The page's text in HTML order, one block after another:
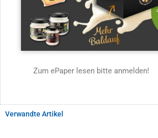
Zum ePaper lesen bitte anmelden!
Verwandte Artikel